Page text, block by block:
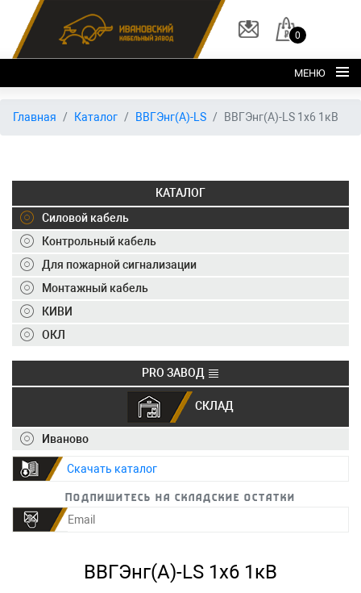
0
МЕНЮ
Главная
ОКЛ
Вакансии
Контакты
+7 (495) 150-40-20
+7 (495) 150-40-20 info@ivkz.ru
Главная Каталог ВВГЭнг(А)-LS ВВГЭнг(А)-LS 1х6 1кВ
КАТАЛОГ
Силовой кабель
Контрольный кабель
Для пожарной сигнализации
Монтажный кабель
КИВИ
ОКЛ
PRO ЗАВОД
СКЛАД
Иваново
Скачать каталог
Подпишитесь на складские остатки
ВВГЭнг(А)-LS 1х6 1кВ